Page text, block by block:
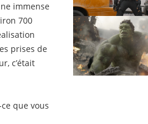
immense
700
prises de
c’était
ce que vous